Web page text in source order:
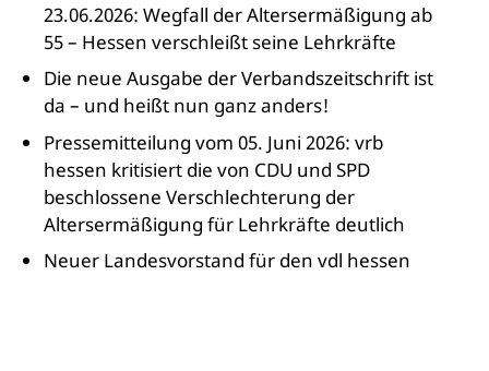
23.06.2026: Wegfall der Altersermäßigung ab
55 – Hessen verschleißt seine Lehrkräfte
Die neue Ausgabe der Verbandszeitschrift ist
da – und heißt nun ganz anders!
Pressemitteilung vom 05. Juni 2026: vrb
hessen kritisiert die von CDU und SPD
beschlossene Verschlechterung der
Altersermäßigung für Lehrkräfte deutlich
Neuer Landesvorstand für den vdl hessen